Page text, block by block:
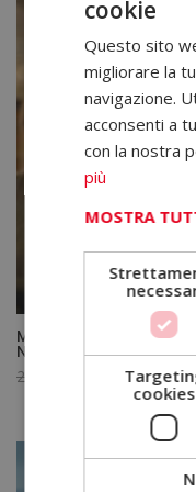
Master in Project
Notaio Europeo –
2.720,00
prezzo
680,00€Il
prezzo
attuale
cookie
Questo sito
migliorare la
navigazione.
acconsenti a
con la nostra
più
MOSTRA
cookies